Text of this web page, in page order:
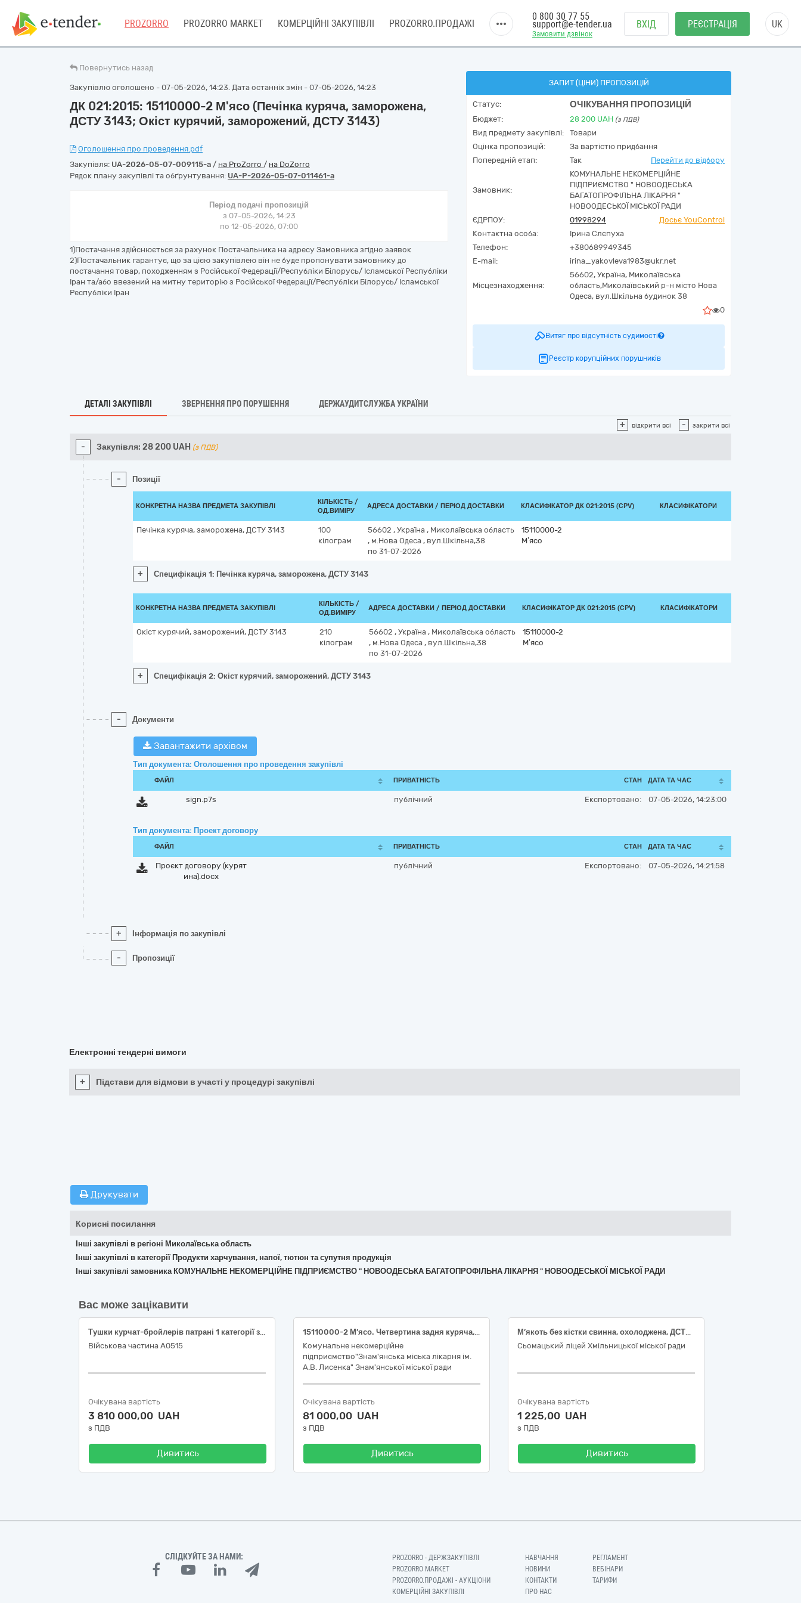
PROZORRO PROZORRO MARKET КОМЕРЦІЙНІ ЗАКУПІВЛІ PROZORRO.ПРОДАЖІ
Замовити дзвінок
0 800 30 77 55
support@e-tender.ua ВХІД РЕЄСТРАЦІЯ UK
Повернутись назад
Закупівлю оголошено - 07-05-2026, 14:23. Дата останніх змін - 07-05-2026, 14:23
ДК 021:2015: 15110000-2 М'ясо (Печінка куряча, заморожена,
ДСТУ 3143; Окіст курячий, заморожений, ДСТУ 3143)
Оголошення про проведення.pdf
Закупівля: UA-2026-05-07-009115-a / на ProZorro / на DoZorro
Рядок плану закупівлі та обґрунтування: UA-P-2026-05-07-011461-a
Період подачі пропозицій
з 07-05-2026, 14:23
по 12-05-2026, 07:00
1)Постачання здійснюється за рахунок Постачальника на адресу Замовника згідно заявок
2)Постачальник гарантує, що за цією закупівлею він не буде пропонувати замовнику до
постачання товар, походженням з Російської Федерації/Республіки Білорусь/ Ісламської Республіки
Іран та/або ввезений на митну територію з Російської Федерації/Республіки Білорусь/ Ісламської
Республіки Іран
ЗАПИТ (ЦІНИ) ПРОПОЗИЦІЙ
Статус: ОЧІКУВАННЯ ПРОПОЗИЦІЙ
Бюджет: 28 200 UAH (з ПДВ)
Вид предмету закупівлі:
Товари
Оцінка пропозицій:
За вартістю придбання
Попередній етап:
Так Перейти до відбору
Замовник:
КОМУНАЛЬНЕ НЕКОМЕРЦІЙНЕ
ПІДПРИЄМСТВО " НОВООДЕСЬКА
БАГАТОПРОФІЛЬНА ЛІКАРНЯ "
НОВООДЕСЬКОЇ МІСЬКОЇ РАДИ
ЄДРПОУ:
01998294
Досьє YouControl
Контактна особа:
Ірина Слєпуха
Телефон:
+380689949345
E-mail:
irina_yakovleva1983@ukr.net
Місцезнаходження:
56602, Україна, Миколаївська
область,Миколаївський р-н місто Нова
Одеса, вул.Шкільна будинок 38
0
Витяг про відсутність судимості
Реєстр корупційних порушників
ДЕТАЛІ ЗАКУПІВЛІ ЗВЕРНЕННЯ ПРО ПОРУШЕННЯ ДЕРЖАУДИТСЛУЖБА УКРАЇНИ
+ відкрити всі - закрити всі
- Закупівля: 28 200 UAH (з ПДВ)
- Позиції
КОНКРЕТНА НАЗВА ПРЕДМЕТА ЗАКУПІВЛІ
КІЛЬКІСТЬ /
ОД.ВИМІРУ
АДРЕСА ДОСТАВКИ / ПЕРІОД ДОСТАВКИ КЛАСИФІКАТОР ДК 021:2015 (CPV) КЛАСИФІКАТОРИ
Печінка куряча, заморожена, ДСТУ 3143
100
кілограм
56602 , Україна , Миколаївська область
, м.Нова Одеса , вул.Шкільна,38
по 31-07-2026
15110000-2
М’ясо
+ Специфікація 1: Печінка куряча, заморожена, ДСТУ 3143
КОНКРЕТНА НАЗВА ПРЕДМЕТА ЗАКУПІВЛІ
КІЛЬКІСТЬ /
ОД.ВИМІРУ
АДРЕСА ДОСТАВКИ / ПЕРІОД ДОСТАВКИ КЛАСИФІКАТОР ДК 021:2015 (CPV) КЛАСИФІКАТОРИ
Окіст курячий, заморожений, ДСТУ 3143
210
кілограм
56602 , Україна , Миколаївська область
, м.Нова Одеса , вул.Шкільна,38
по 31-07-2026
15110000-2
М’ясо
+ Специфікація 2: Окіст курячий, заморожений, ДСТУ 3143
- Документи
Завантажити архівом
Тип документа: Оголошення про проведення закупівлі
ФАЙЛ ПРИВАТНІСТЬ СТАН ДАТА ТА ЧАС
sign.p7s публічний Експортовано: 07-05-2026, 14:23:00
Тип документа: Проект договору
ФАЙЛ ПРИВАТНІСТЬ СТАН ДАТА ТА ЧАС
Проєкт договору (курят
ина).docx
публічний Експортовано: 07-05-2026, 14:21:58
+ Інформація по закупівлі
- Пропозиції
Електронні тендерні вимоги
+ Підстави для відмови в участі у процедурі закупівлі
Друкувати
Корисні посилання
Інші закупівлі в регіоні Миколаївська область
Інші закупівлі в категорії Продукти харчування, напої, тютюн та супутня продукція
Інші закупівлі замовника КОМУНАЛЬНЕ НЕКОМЕРЦІЙНЕ ПІДПРИЄМСТВО " НОВООДЕСЬКА БАГАТОПРОФІЛЬНА ЛІКАРНЯ " НОВООДЕСЬКОЇ МІСЬКОЇ РАДИ
Вас може зацікавити
Тушки курчат-бройлерів патрані 1 категорії заморожені
Військова частина А0515
Очікувана вартість
3 810 000,00 UAH
з ПДВ
Дивитись
15110000-2 М’ясо. Четвертина задня куряча, охолоджена, ДСТУ 3143
Комунальне некомерційне
підприємство"Знам'янська міська лікарня ім.
А.В. Лисенка" Знам'янської міської ради
Очікувана вартість
81 000,00 UAH
з ПДВ
Дивитись
М’якоть без кістки свинна, охолоджена, ДСТУ 4590
Сьомацький ліцей Хмільницької міської ради
Очікувана вартість
1 225,00 UAH
з ПДВ
Дивитись
СЛІДКУЙТЕ ЗА НАМИ:
PROZORRO - ДЕРЖЗАКУПІВЛІ
PROZORRO MARKET
PROZORRO.ПРОДАЖІ - АУКЦІОНИ
КОМЕРЦІЙНІ ЗАКУПІВЛІ
НАВЧАННЯ
НОВИНИ
КОНТАКТИ
ПРО НАС
РЕГЛАМЕНТ
ВЕБІНАРИ
ТАРИФИ